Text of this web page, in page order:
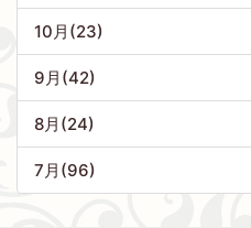
10月(23)
9月(42)
8月(24)
7月(96)